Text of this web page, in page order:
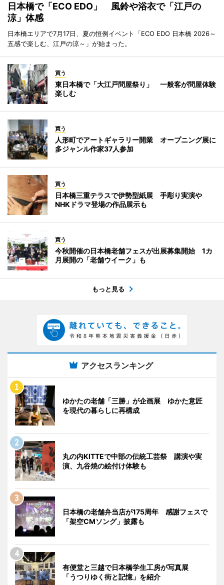
日本橋で「ECO EDO」 風鈴や浴衣で「江戸の
涼」体感
日本橋エリアで7月17日、夏の恒例イベント「ECO EDO 日本橋 2026～
五感で楽しむ、江戸の涼～」が始まった。
買う
東日本橋で「大江戸問屋祭り」 一般客が問屋体験
楽しむ
買う
人形町でアートギャラリー開業 オープニング展に
多ジャンル作家37人参加
買う
日本橋三重テラスで伊勢型紙展 手彫り実演や
NHKドラマ登場の作品展示も
買う
今秋開催の日本橋老舗フェスが出展募集開始 1カ
月展開の「老舗ウイーク」も
もっと見る
アクセスランキング
ゆかたの老舗「三勝」が企画展 ゆかた意匠
を現代の暮らしに再構成
丸の内KITTEで中部の伝統工芸祭 講演や実
演、九谷焼の絵付け体験も
日本橋の老舗弁当店が175周年 感謝フェスで
「架空CMソング」披露も
有便堂と三越で日本橋学生工房が写真展
「うつりゆく街と記憶」を紹介